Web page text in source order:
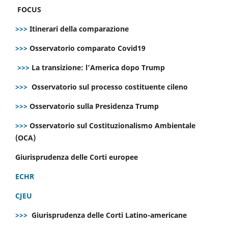
FOCUS
>>> Itinerari della comparazione
>>> Osservatorio comparato Covid19
>>> La transizione: l’America dopo Trump
>>> Osservatorio sul processo costituente cileno
>>> Osservatorio sulla Presidenza Trump
>>> Osservatorio sul Costituzionalismo Ambientale
(OCA)
Giurisprudenza delle Corti europee
ECHR
CJEU
>>> Giurisprudenza delle Corti Latino-americane